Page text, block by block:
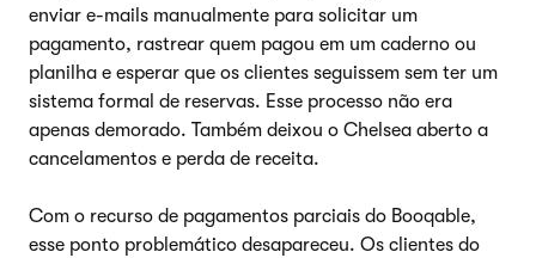
enviar e-mails manualmente para solicitar um
pagamento, rastrear quem pagou em um caderno ou
planilha e esperar que os clientes seguissem sem ter um
sistema formal de reservas. Esse processo não era
apenas demorado. Também deixou o Chelsea aberto a
cancelamentos e perda de receita.
Com o recurso de pagamentos parciais do Booqable,
esse ponto problemático desapareceu. Os clientes do